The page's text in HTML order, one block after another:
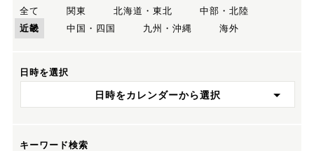
全て
関東 北海道・東北
中部・北陸
近畿
中国・四国 九州・沖縄 海外
日時を選択
日時をカレンダーから選択
キーワード検索